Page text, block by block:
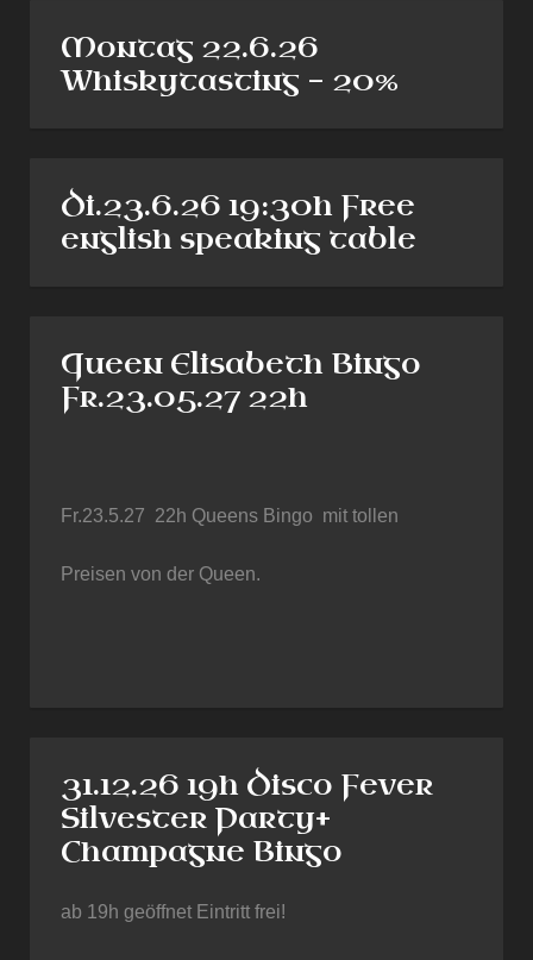
Montag 22.6.26
Whiskytasting - 20%
Di.23.6.26 19:30h Free
english speaking table
Queen Elisabeth Bingo
Fr.23.05.27 22h
Fr.23.5.27 22h Queens Bingo mit tollen
Preisen von der Queen.
31.12.26 19h Disco Fever
Silvester Party+
Champagne Bingo
ab 19h geöffnet Eintritt frei!